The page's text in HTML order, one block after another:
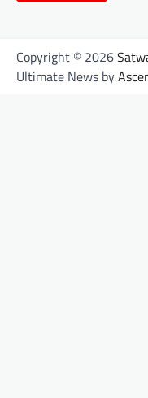
Copyright © 2026
Ultimate News by